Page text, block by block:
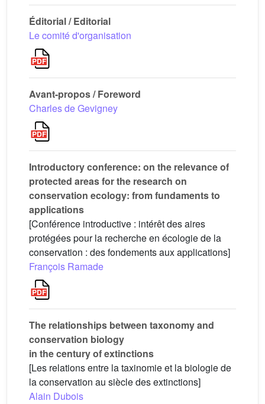
Éditorial / Editorial
Le comité d'organisation
Avant-propos / Foreword
Charles de Gevigney
Introductory conference: on the relevance of
protected areas for the research on
conservation ecology: from fundaments to
applications
[Conférence introductive : intérêt des aires
protégées pour la recherche en écologie de la
conservation : des fondements aux applications]
François Ramade
The relationships between taxonomy and
conservation biology
in the century of extinctions
[Les relations entre la taxinomie et la biologie de
la conservation au siècle des extinctions]
Alain Dubois